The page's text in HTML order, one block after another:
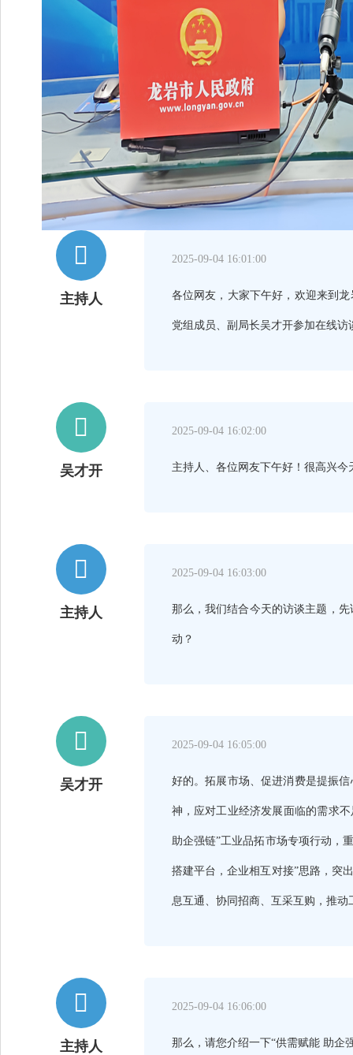

主持人
2025-09-04 16:01:00
各位网友，大家下午好，欢迎来到
党组成员、副局长吴才开参加在线

吴才开
2025-09-04 16:02:00
主持人、各位网友下午好！很高兴

主持人
2025-09-04 16:03:00
那么，我们结合今天的访谈主题，
动？

吴才开
2025-09-04 16:05:00
好的。拓展市场、促进消费是提振
神，应对工业经济发展面临的需求
助企强链”工业品拓市场专项行动，
搭建平台，企业相互对接”思路，突
息互通、协同招商、互采互购，推

主持人
2025-09-04 16:06:00
那么，请您介绍一下“供需赋能 助企